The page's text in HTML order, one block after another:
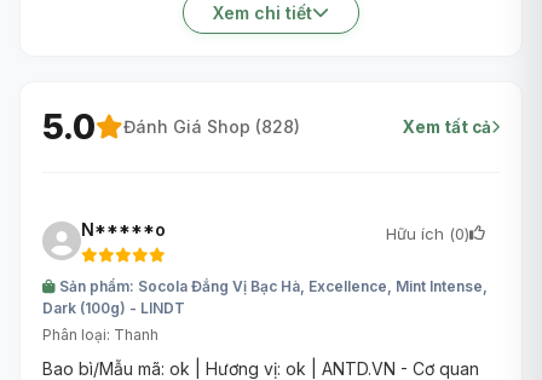
cường tiêu hóa. Gói 250g thiết kế khóa zip nhỏ gọn,
Xem chi tiết
5.0 Đánh Giá Shop (828) Xem tất cả
N*****o Hữu ích (0)
Sản phẩm: Socola Đắng Vị Bạc Hà, Excellence, Mint Intense,
Dark (100g) - LINDT
Phân loại: Thanh
Bao bì/Mẫu mã: ok | Hương vị: ok | ANTD.VN - Cơ quan